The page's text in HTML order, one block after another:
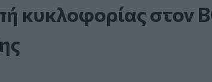
κυκλοφορίας στον